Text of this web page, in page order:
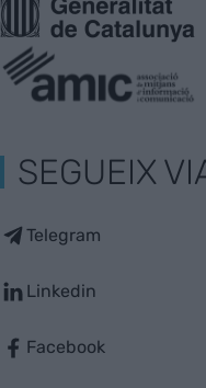
SEGUEIX
Telegram
Linkedin
Facebook